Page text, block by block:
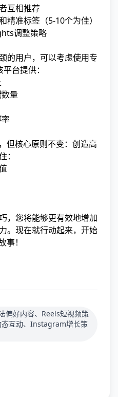
互相推荐
精准标签（5-10个为佳）
调整策略
的用户，可以考虑使用专
台提供：
数量
率
但核心原则不变：创造高
：
，您将能够更有效地增加
。现在就行动起来，开始
！
好内容、Reels短视频策
态互动、Instagram增长策